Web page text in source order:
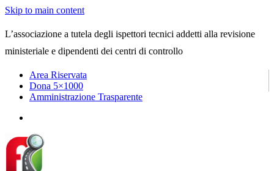
Skip to main content
L’associazione a tutela degli ispettori tecnici addetti alla revisione
ministeriale e dipendenti dei centri di controllo
Area Riservata
Dona 5×1000
Amministrazione Trasparente